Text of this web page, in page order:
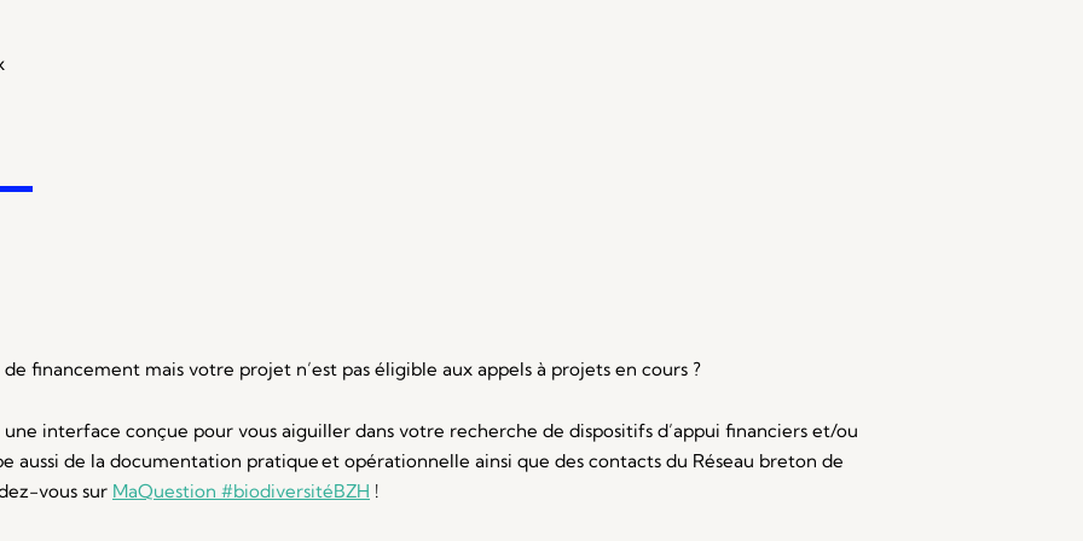
financement mais votre projet n’est pas éligible aux appels à projets en cours ?
interface conçue pour vous aiguiller dans votre recherche de dispositifs d’appui financiers et/ou
aussi de la documentation pratique et opérationnelle ainsi que des contacts du Réseau breton de
vous sur MaQuestion #biodiversitéBZH !